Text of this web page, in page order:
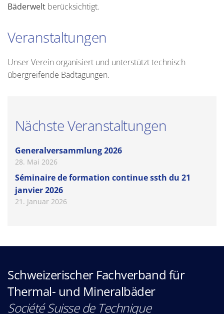
Bäderwelt berücksichtigt.
Veranstaltungen
Unser Verein organisiert und unterstützt technisch
übergreifende Badtagungen.
Nächste Veranstaltungen
Generalversammlung 2026
28. Mai 2026
Séminaire de formation continue ssth du 21
janvier 2026
21. Januar 2026
Schweizerischer Fachverband für
Thermal- und Mineralbäder
Société Suisse de Technique